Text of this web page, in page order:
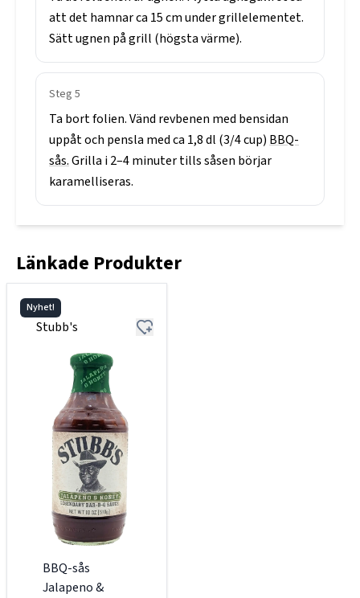
attdethamnarca 15cmundergrillelementet.
Sättugnen pågrill (högstavärme).
Steg 5
Ta bortfolien.Vänd revbenen med bensidan
uppåtoch pensla medca 1,8dl (3/4cup) BBQ-
sås.Grilla i2–4minutertillssåsen börjar
karamelliseras.
Länkade Produkter
Nyhet!
Stubb's
BBQ-sås
Jalapeno &